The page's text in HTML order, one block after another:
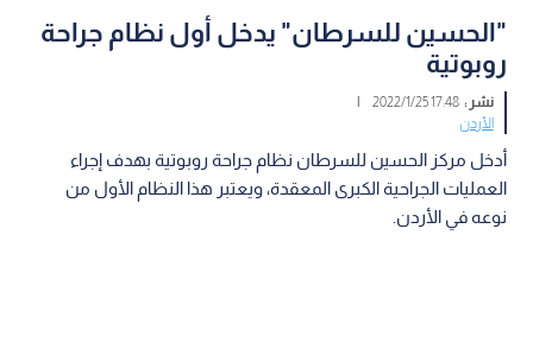
"الحسين للسرطان" يدخل أول نظام جراحة
روبوتية
نشر :17:48 2022/1/25
|
الأردن
أدخل مركز الحسين للسرطان نظام جراحة روبوتية بهدف إجراء
العمليات الجراحية الكبرى المعقدة، ويعتبر هذا النظام الأول من
نوعه في الأردن.